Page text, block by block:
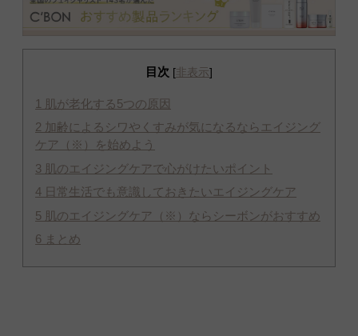
目次 [非表示]
1 肌が老化する5つの原因
2 加齢によるシワやくすみが気になるならエイジング
ケア（※）を始めよう
3 肌のエイジングケアで心がけたいポイント
4 日常生活でも意識しておきたいエイジングケア
5 肌のエイジングケア（※）ならシーボンがおすすめ
6 まとめ